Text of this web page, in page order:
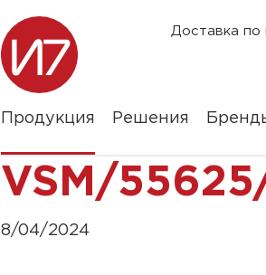
Доставка по
Продукция Решения
VSM/
8/04/2024